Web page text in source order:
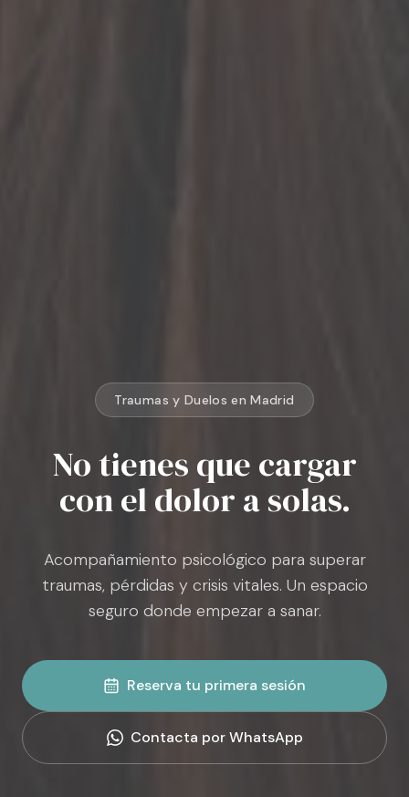
Traumas y Duelos en Madrid
No tienes que cargar
con el dolor a solas.
Acompañamiento psicológico para superar
traumas, pérdidas y crisis vitales. Un espacio
seguro donde empezar a sanar.
Reserva tu primera sesión
Contacta por WhatsApp